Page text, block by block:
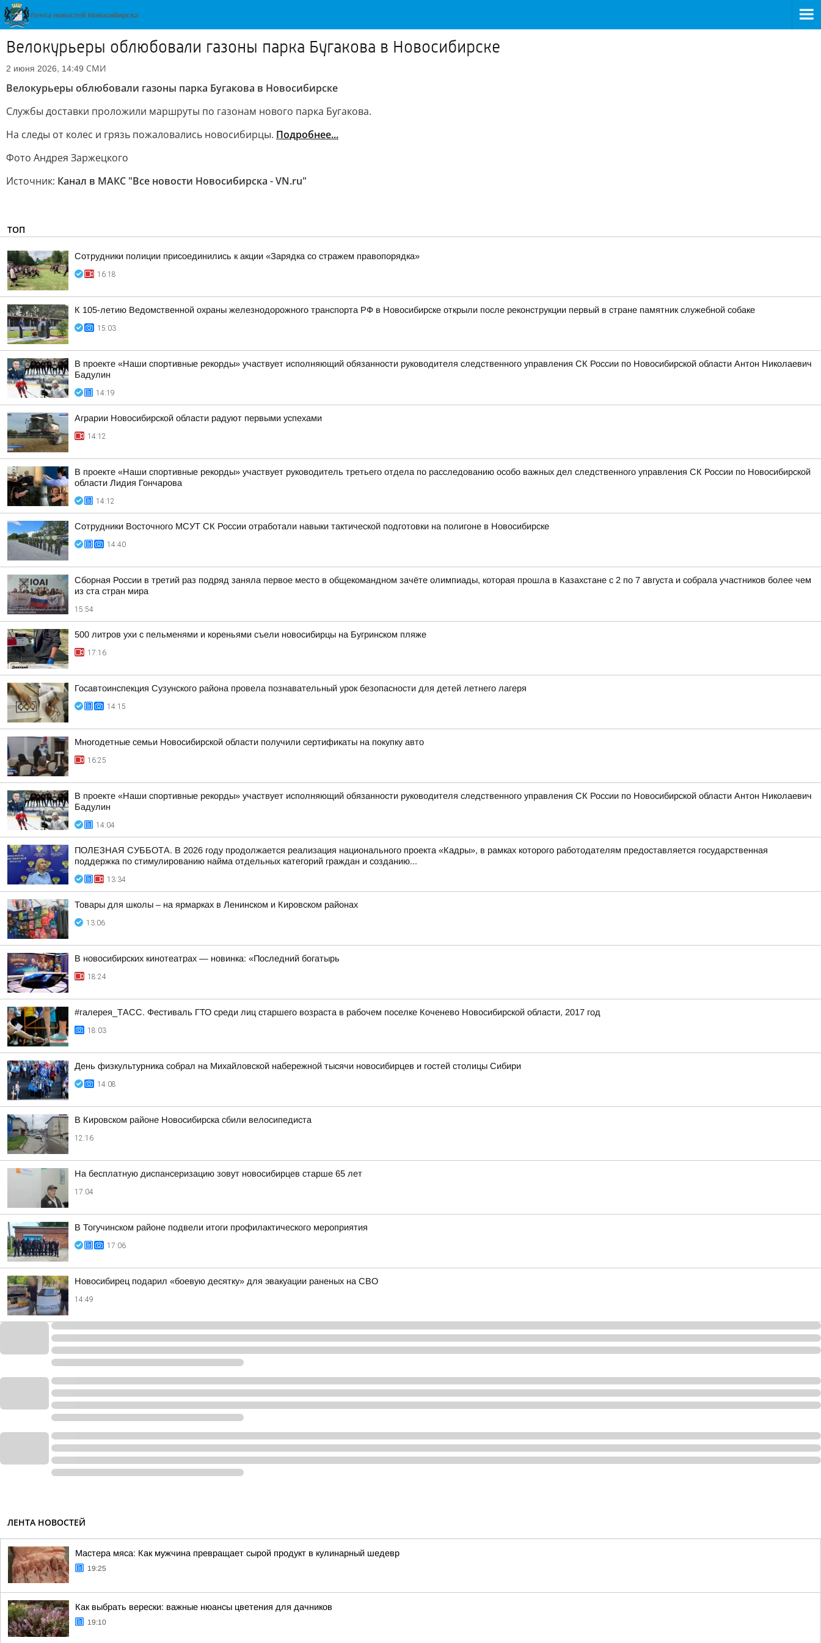
Велокурьеры облюбовали газоны парка Бугакова в Новосибирске
2 июня 2026, 14:49 СМИ
Велокурьеры облюбовали газоны парка Бугакова в Новосибирске
Службы доставки проложили маршруты по газонам нового парка Бугакова.
На следы от колес и грязь пожаловались новосибирцы. Подробнее...
Фото Андрея Заржецкого
Источник: Канал в МАКС "Все новости Новосибирска - VN.ru"
ТОП
Сотрудники полиции присоединились к акции «Зарядка со стражем правопорядка»
16:18
К 105-летию Ведомственной охраны железнодорожного транспорта РФ в Новосибирске открыли после реконструкции первый в стране памятник служебной собаке
15:03
В проекте «Наши спортивные рекорды» участвует исполняющий обязанности руководителя следственного управления СК России по Новосибирской области Антон Николаевич
Бадулин
14:19
Аграрии Новосибирской области радуют первыми успехами
14:12
В проекте «Наши спортивные рекорды» участвует руководитель третьего отдела по расследованию особо важных дел следственного управления СК России по Новосибирской
области Лидия Гончарова
14:12
Сотрудники Восточного МСУТ СК России отработали навыки тактической подготовки на полигоне в Новосибирске
14:40
Сборная России в третий раз подряд заняла первое место в общекомандном зачёте олимпиады, которая прошла в Казахстане с 2 по 7 августа и собрала участников более чем
из ста стран мира
15:54
500 литров ухи с пельменями и кореньями съели новосибирцы на Бугринском пляже
17:16
Госавтоинспекция Сузунского района провела познавательный урок безопасности для детей летнего лагеря
14:15
Многодетные семьи Новосибирской области получили сертификаты на покупку авто
16:25
В проекте «Наши спортивные рекорды» участвует исполняющий обязанности руководителя следственного управления СК России по Новосибирской области Антон Николаевич
Бадулин
14:04
ПОЛЕЗНАЯ СУББОТА. В 2026 году продолжается реализация национального проекта «Кадры», в рамках которого работодателям предоставляется государственная
поддержка по стимулированию найма отдельных категорий граждан и созданию...
13:34
Товары для школы – на ярмарках в Ленинском и Кировском районах
13:06
В новосибирских кинотеатрах — новинка: «Последний богатырь
18:24
#галерея_ТАСС. Фестиваль ГТО среди лиц старшего возраста в рабочем поселке Коченево Новосибирской области, 2017 год
18:03
День физкультурника собрал на Михайловской набережной тысячи новосибирцев и гостей столицы Сибири
14:08
В Кировском районе Новосибирска сбили велосипедиста
12:16
На бесплатную диспансеризацию зовут новосибирцев старше 65 лет
17:04
В Тогучинском районе подвели итоги профилактического мероприятия
17:06
Новосибирец подарил «боевую десятку» для эвакуации раненых на СВО
14:49
ЛЕНТА НОВОСТЕЙ
Мастера мяса: Как мужчина превращает сырой продукт в кулинарный шедевр
19:25
Как выбрать верески: важные нюансы цветения для дачников
19:10